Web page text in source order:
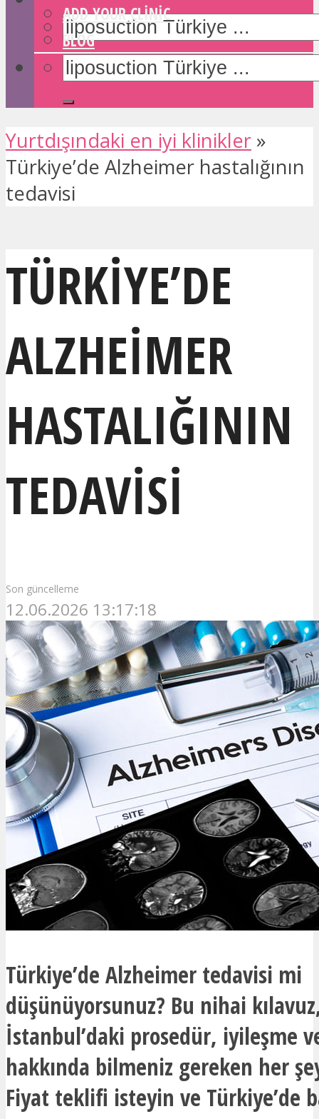
ADD YOUR CLINIC
BLOG
Yurtdışındaki en iyi klinikler »
Türkiye’de Alzheimer hastalığının
tedavisi
TÜRKIYE’DE
ALZHEIMER
HASTALIĞININ
TEDAVISI
Son güncelleme
12.06.2026 13:17:18
Türkiye’de Alzheimer tedavisi mi
düşünüyorsunuz? Bu nihai
İstanbul’daki prosedür, iyileşme
hakkında bilmeniz gereken her
Fiyat teklifi isteyin ve Türkiye’de